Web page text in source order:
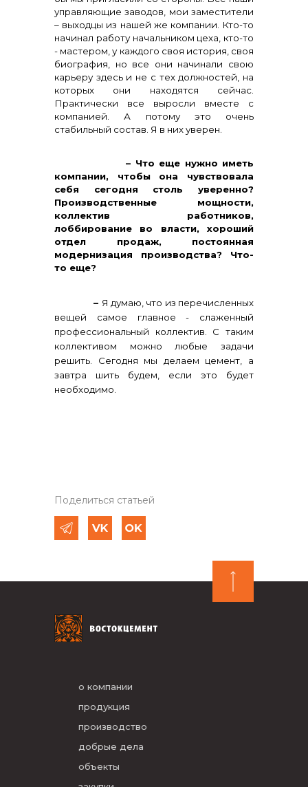
управляющие заводов, мои заместители
– выходцы из нашей же компании. Кто-то
начинал работу начальником цеха, кто-то
- мастером, у каждого своя история, своя
биография, но все они начинали свою
карьеру здесь и не с тех должностей, на
которых они находятся сейчас.
Практически все выросли вместе с
компанией. А потому это очень
стабильный состав. Я в них уверен.
– Что еще нужно иметь
компании, чтобы она чувствовала
себя сегодня столь уверенно?
Производственные мощности,
коллектив работников,
лоббирование во власти, хороший
отдел продаж, постоянная
модернизация производства? Что-
то еще?
– Я думаю, что из перечисленных
вещей самое главное - слаженный
профессиональный коллектив. С таким
коллективом можно любые задачи
решить. Сегодня мы делаем цемент, а
завтра шить будем, если это будет
необходимо.
Поделиться статьей
о компании
продукция
производство
добрые дела
объекты